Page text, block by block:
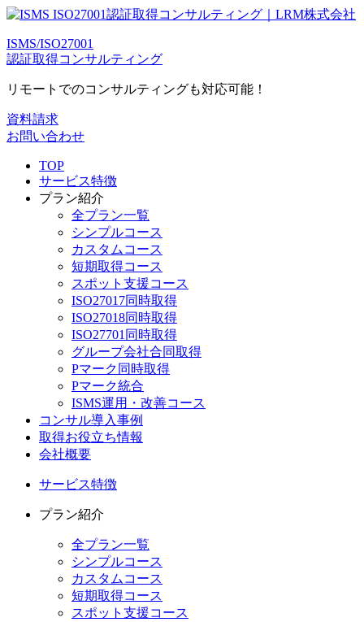
ISMS/ISO27001
認証取得コンサルティング
リモートでのコンサルティングも対応可能！
資料請求
お問い合わせ
TOP
サービス特徴
プラン紹介
全プラン一覧
シンプルコース
カスタムコース
短期取得コース
スポット支援コース
ISO27017同時取得
ISO27018同時取得
ISO27701同時取得
グループ会社合同取得
Pマーク同時取得
Pマーク統合
ISMS運用・改善コース
コンサル導入事例
取得お役立ち情報
会社概要
サービス特徴
プラン紹介
全プラン一覧
シンプルコース
カスタムコース
短期取得コース
スポット支援コース